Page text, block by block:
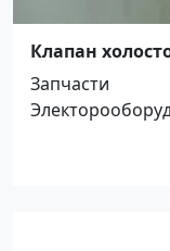
Клапан
Динская
Запчасти